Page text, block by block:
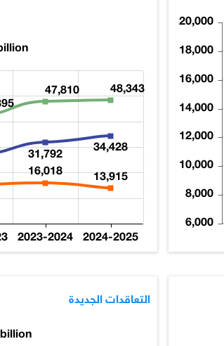
6,000
8,000
10,000
12,000
14,000
16,000
18,000
20,000
16,018 13,915
31,792
34,428
47,810 48,343
2023-2024 2024-2025
التعاقدات الجديدة